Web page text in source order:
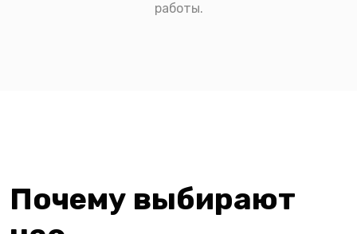
работы.
Почему выбирают